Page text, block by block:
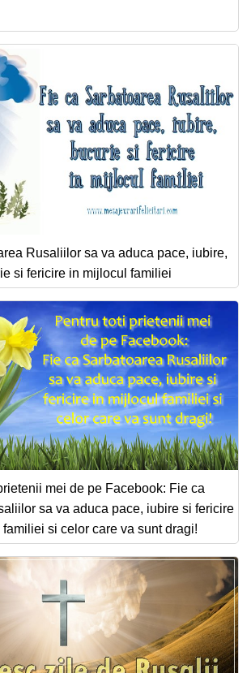
Rusaliilor sa va aduca pace, iubire,
si fericire in mijlocul familiei
mei de pe Facebook: Fie ca
sa va aduca pace, iubire si fericire
si celor care va sunt dragi!